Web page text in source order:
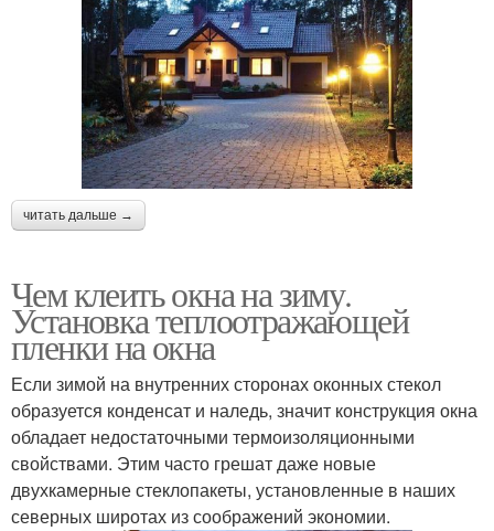
читать дальше →
Чем клеить окна на зиму.
Установка теплоотражающей
пленки на окна
Если зимой на внутренних сторонах оконных стекол
образуется конденсат и наледь, значит конструкция окна
обладает недостаточными термоизоляционными
свойствами. Этим часто грешат даже новые
двухкамерные стеклопакеты, установленные в наших
северных широтах из соображений экономии.